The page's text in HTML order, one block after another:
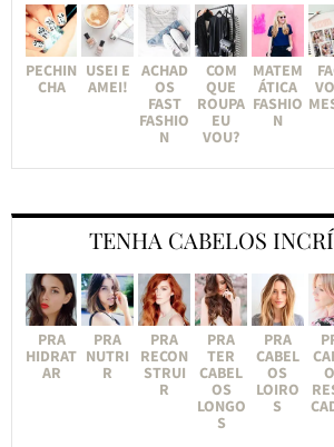
PECHIN
CHA
USEI E
AMEI!
ACHAD
OS
FAST
FASHIO
N
COM
QUE
ROUPA
EU
VOU?
MATEM
ÁTICA
FASHIO
N
TENHA CABELOS
PRA
HIDRAT
AR
PRA
NUTRI
R
PRA
RECON
STRUI
R
PRA
TER
CABEL
OS
LONGO
S
PRA
CABEL
OS
LOIRO
S